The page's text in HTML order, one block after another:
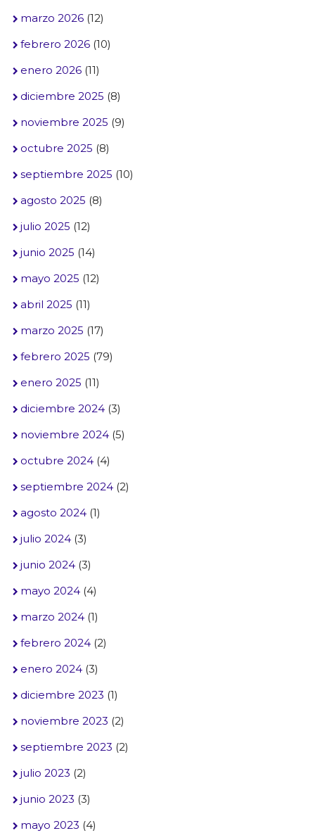
marzo 2026(12)
febrero 2026(10)
enero 2026(11)
diciembre 2025 (8)
noviembre 2025 (9)
octubre 2025 (8)
septiembre 2025 (10)
agosto 2025 (8)
julio 2025 (12)
junio 2025 (14)
mayo 2025 (12)
abril 2025 (11)
marzo 2025 (17)
febrero 2025 (79)
enero 2025 (11)
diciembre 2024(3)
noviembre 2024(5)
octubre 2024(4)
septiembre 2024(2)
agosto 2024(1)
julio 2024(3)
junio 2024(3)
mayo 2024(4)
marzo 2024(1)
febrero 2024(2)
enero 2024(3)
diciembre 2023 (1)
noviembre 2023 (2)
septiembre 2023 (2)
julio 2023 (2)
junio 2023 (3)
mayo 2023 (4)